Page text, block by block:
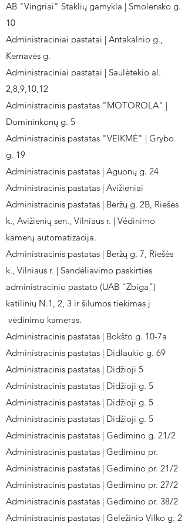
AB "Vingriai" Staklių gamykla | Smolensko g.
10
Administraciniai pastatai | Antakalnio g.,
Kernavės g.
Administraciniai pastatai | Saulėtekio al.
2,8,9,10,12
Administracinis pastatas "MOTOROLA" |
Domininkonų g. 5
Administracinis pastatas "VEIKMĖ" | Grybo
g. 19
Administracinis pastatas | Aguonų g. 24
Administracinis pastatas | Avižieniai
Administracinis pastatas | Beržų g. 2B, Riešės
k., Avižienių sen., Vilniaus r. | Vėdinimo
kamerų automatizacija.
Administracinis pastatas | Beržų g. 7, Riešės
k., Vilniaus r. | Sandėliavimo paskirties
administracinio pastato (UAB "Zbiga")
katilinių N.1, 2, 3 ir šilumos tiekimas į
vėdinimo kameras.
Administracinis pastatas | Bokšto g. 10-7a
Administracinis pastatas | Didlaukio g. 69
Administracinis pastatas | Didžioji 5
Administracinis pastatas | Didžioji g. 5
Administracinis pastatas | Didžioji g. 5
Administracinis pastatas | Didžioji g. 5
Administracinis pastatas | Gedimino g. 21/2
Administracinis pastatas | Gedimino pr.
Administracinis pastatas | Gedimino pr. 21/2
Administracinis pastatas | Gedimino pr. 27/2
Administracinis pastatas | Gedimino pr. 38/2
Administracinis pastatas | Geležinio Vilko g. 2